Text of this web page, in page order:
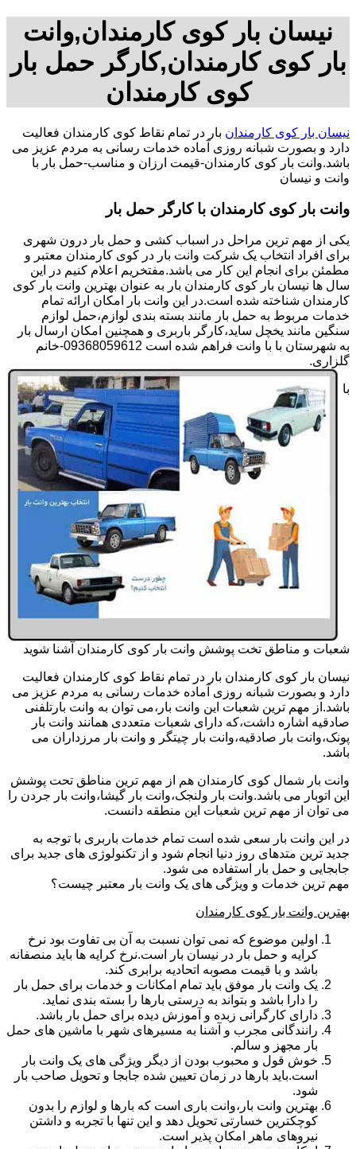
نیسان بار کوی کارمندان,وانت
بار کوی کارمندان,کارگر حمل بار
کوی کارمندان
نیسان بار کوی کارمندان بار در تمام نقاط کوی کارمندان فعالیت
دارد و بصورت شبانه روزی آماده خدمات رسانی به مردم عزیز می
باشد.وانت بار کوی کارمندان-قیمت ارزان و مناسب-حمل بار با
وانت و نیسان
وانت بار کوی کارمندان با کارگر حمل بار
یکی از مهم ترین مراحل در اسباب کشی و حمل بار درون شهری
برای افراد انتخاب یک شرکت وانت بار در کوی کارمندان معتبر و
مطمئن برای انجام این کار می باشد.مفتخریم اعلام کنیم در این
سال ها نیسان بار کوی کارمندان بار به عنوان بهترین وانت بار کوی
کارمندان شناخته شده است.در این وانت بار امکان ارائه تمام
خدمات مربوط به حمل بار مانند بسته بندی لوازم،حمل لوازم
سنگین مانند یخچل ساید،کارگر باربری و همچنین امکان ارسال بار
به شهرستان با با وانت فراهم شده است 09368059612-خانم
گلزاری.
با
شعبات و مناطق تخت پوشش وانت بار کوی کارمندان آشنا شوید
نیسان بار کوی کارمندان بار در تمام نقاط کوی کارمندان فعالیت
دارد و بصورت شبانه روزی آماده خدمات رسانی به مردم عزیز می
باشد.از مهم ترین شعبات این وانت بار،می توان به وانت بارتلفنی
صادقیه اشاره داشت،که دارای شعبات متعددی همانند وانت بار
پونک،وانت بار صادقیه،وانت بار چیتگر و وانت بار مرزداران می
باشد.
وانت بار شمال کوی کارمندان هم از مهم ترین مناطق تحت پوشش
این اتوبار می باشد.وانت بار ولنجک،وانت بار گیشا،وانت بار جردن را
می توان از مهم ترین شعبات این منطقه دانست.
در این وانت بار سعی شده است تمام خدمات باربری با توجه به
جدید ترین متدهای روز دنیا انجام شود و از تکنولوژی های جدید برای
جابجایی و حمل بار استفاده می شود.
مهم ترین خدمات و ویژگی های یک وانت بار معتبر چیست؟
بهترین وانت بار کوی کارمندان
اولین موضوع که نمی توان نسبت به آن بی تفاوت بود نرخ
کرایه و حمل بار در نیسان بار است.نرخ کرایه ها باید منصفانه
باشد و با قیمت مصوبه اتحادیه برابری کند.
یک وانت بار موفق باید تمام امکانات و خدمات برای حمل بار
را دارا باشد و بتواند به درستی بارها را بسته بندی نماید.
دارای کارگرانی زبده و آموزش دیده برای حمل بار باشد.
رانندگانی مجرب و آشنا به مسیرهای شهر با ماشین های حمل
بار مجهز و سالم.
خوش قول و محبوب بودن از دیگر ویژگی های یک وانت بار
است.باید بارها در زمان تعیین شده جابجا و تحویل صاحب بار
شود.
بهترین وانت بار،وانت باری است که بارها و لوازم را بدون
کوچکترین خسارتی تحویل دهد و این تنها با تجربه و داشتن
نیروهای ماهر امکان پذیر است.